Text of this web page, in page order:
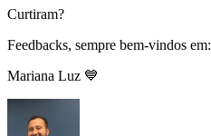
Curtiram?
Feedbacks, sempre bem-vindos em:
Mariana Luz 💙